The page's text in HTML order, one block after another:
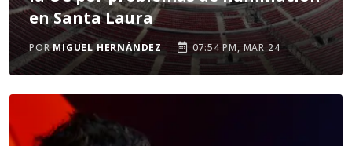
en Santa Laura
PORMIGUEL HERNÁNDEZ 07:54 PM, MAR 24